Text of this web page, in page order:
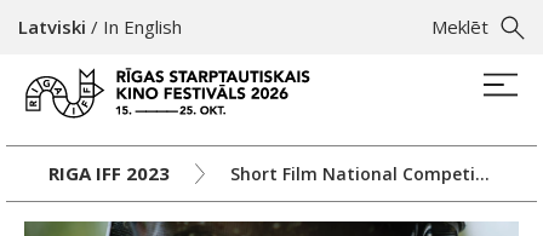
Meklēt
Latviski / In English
RIGA IFF 2023 Short Film National Competition